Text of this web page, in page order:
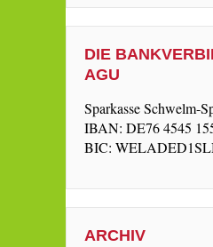
DIE
AGU
Sparkasse Schwelm-
IBAN: DE76 4545
BIC:
ARCHIV